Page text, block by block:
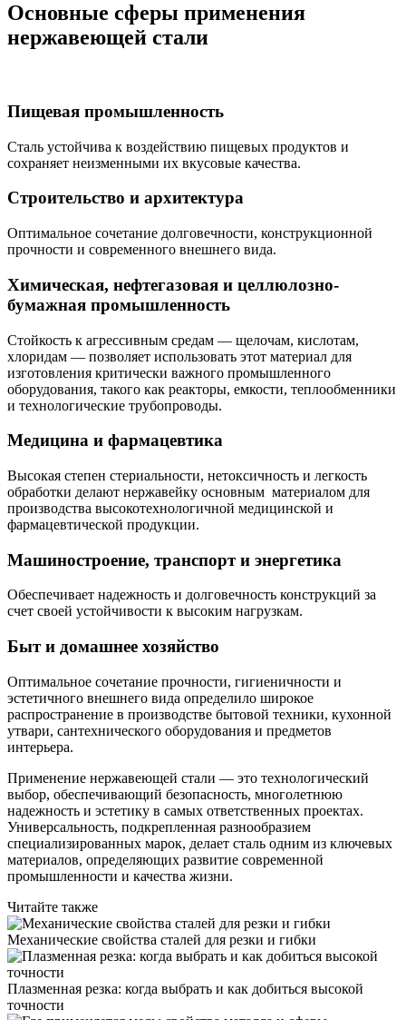
Основные сферы применения
нержавеющей стали
Пищевая промышленность
Сталь устойчива к воздействию пищевых продуктов и
сохраняет неизменными их вкусовые качества.
Строительство и архитектура
Оптимальное сочетание долговечности, конструкционной
прочности и современного внешнего вида.
Химическая, нефтегазовая и целлюлозно-
бумажная промышленность
Стойкость к агрессивным средам — щелочам, кислотам,
хлоридам — позволяет использовать этот материал для
изготовления критически важного промышленного
оборудования, такого как реакторы, емкости, теплообменники
и технологические трубопроводы.
Медицина и фармацевтика
Высокая степен стериальности, нетоксичность и легкость
обработки делают нержавейку основным материалом для
производства высокотехнологичной медицинской и
фармацевтической продукции.
Машиностроение, транспорт и энергетика
Обеспечивает надежность и долговечность конструкций за
счет своей устойчивости к высоким нагрузкам.
Быт и домашнее хозяйство
Оптимальное сочетание прочности, гигиеничности и
эстетичного внешнего вида определило широкое
распространение в производстве бытовой техники, кухонной
утвари, сантехнического оборудования и предметов
интерьера.
Применение нержавеющей стали — это технологический
выбор, обеспечивающий безопасность, многолетнюю
надежность и эстетику в самых ответственных проектах.
Универсальность, подкрепленная разнообразием
специализированных марок, делает сталь одним из ключевых
материалов, определяющих развитие современной
промышленности и качества жизни.
Читайте также
Механические свойства сталей для резки и гибки
Плазменная резка: когда выбрать и как добиться высокой
точности